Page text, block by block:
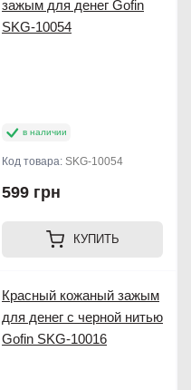
зажым для денег Gofin
SKG-10054
в наличии
Код товара: SKG-10054
599 грн
КУПИТЬ
Красный кожаный зажым
для денег с черной нитью
Gofin SKG-10016